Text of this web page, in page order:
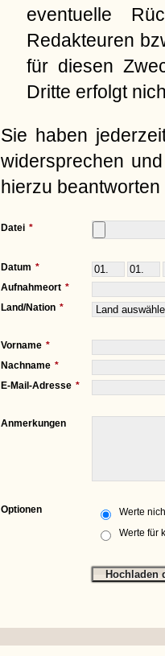
eventuelle
Redakteuren
für diesen
Dritte erfolgt
Sie haben
widersprechen
hierzu
Datei
Datum
Aufnahmeort
Land/Nation
Vorname
Nachname
E-Mail-Adresse
Anmerkungen
Optionen
Werte
Werte für